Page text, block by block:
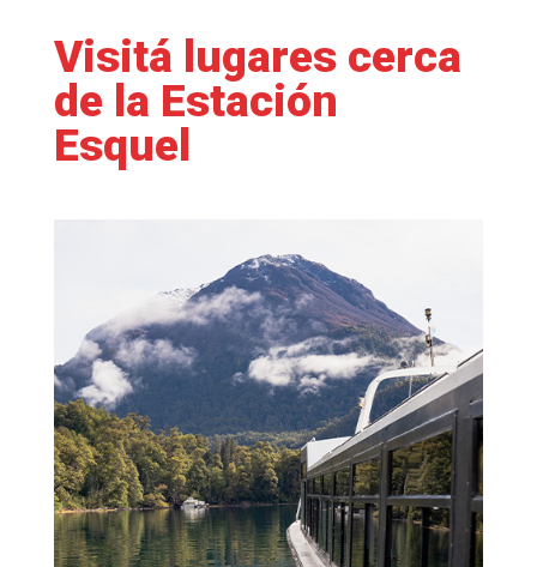
Visitá lugares cerca
de la Estación
Esquel